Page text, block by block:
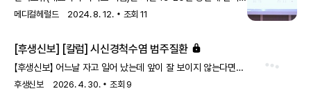
이어질 수 있는 시신경척수염 범주질환(이하 시신경척수염)의
제도적인 개선 방안을 모색하기
성료…'시신경척수염 범주질환 및 다발성경화증의 관리·
진행된 ‘로슈 NI 서밋(Neuroimmunology Summit) 2024’
지견을 공유했다고 23
메디컬헤럴드 2024. 8. 12. 조회 11
[후생신보] [칼럼] 시신경척수염 범주질환
【후생신보】 어느날 자고 일어 났는데 앞이 잘 보이지 않는다면
느낄 공포는 이루 말할 수 없을 것이다. 잠시 쉬고 나니 상태가
후생신보 2026. 4. 30. 조회 9